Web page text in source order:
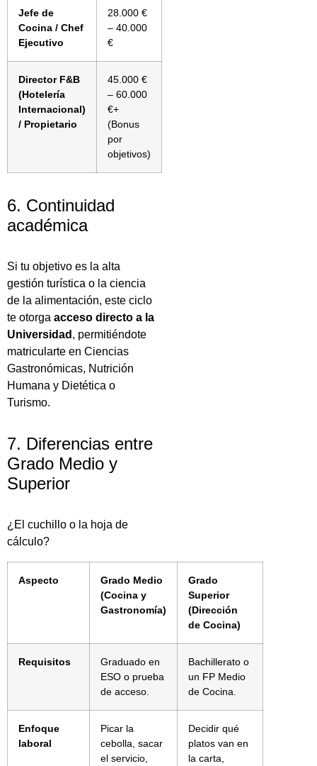
Jefe de
Cocina / Chef
Ejecutivo
28.000 €
– 40.000
€
Director F&B
(Hotelería
Internacional)
/ Propietario
45.000 €
– 60.000
€+
(Bonus
por
objetivos)
6. Continuidad
académica
Si tu objetivo es la alta
gestión turística o la ciencia
de la alimentación, este ciclo
te otorga acceso directo a la
Universidad , permitiéndote
matricularte en Ciencias
Gastronómicas, Nutrición
Humana y Dietética o
Turismo.
7. Diferencias entre
Grado Medio y
Superior
¿El cuchillo o la hoja de
cálculo?
Aspecto
Grado Medio
(Cocina y
Gastronomía)
Grado
Superior
(Dirección
de Cocina)
Requisitos
Graduado en
ESO o prueba
de acceso.
Bachillerato o
un FP Medio
de Cocina.
Enfoque
laboral
Picar la
cebolla, sacar
el servicio,
Decidir qué
platos van en
la carta,